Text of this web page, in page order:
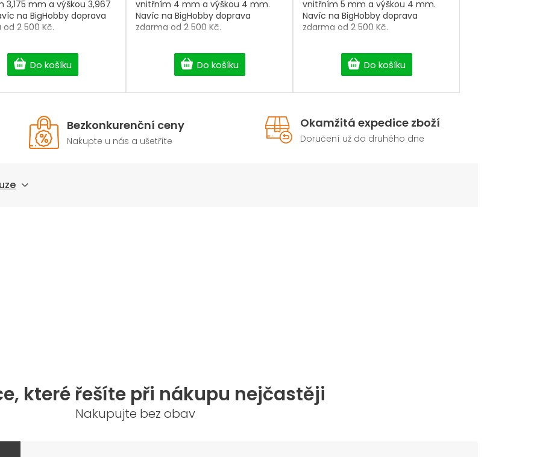
Do košíku
3,175 mm a výškou 3,967
na BigHobby doprava
2 500 Kč.
Do košíku
vnitřním 4 mm a výškou 4 mm.
Navíc na BigHobby doprava
zdarma od 2 500 Kč.
Do košíku
vnitřním 5 mm a výškou 4 mm.
Navíc na BigHobby doprava
zdarma od 2 500 Kč.
Bezkonkurenční ceny
Nakupte u nás a ušetříte
Okamžitá expedice zboží
Doručení už do druhého dne
které řešíte při nákupu nejčastěji
Nakupujte bez obav